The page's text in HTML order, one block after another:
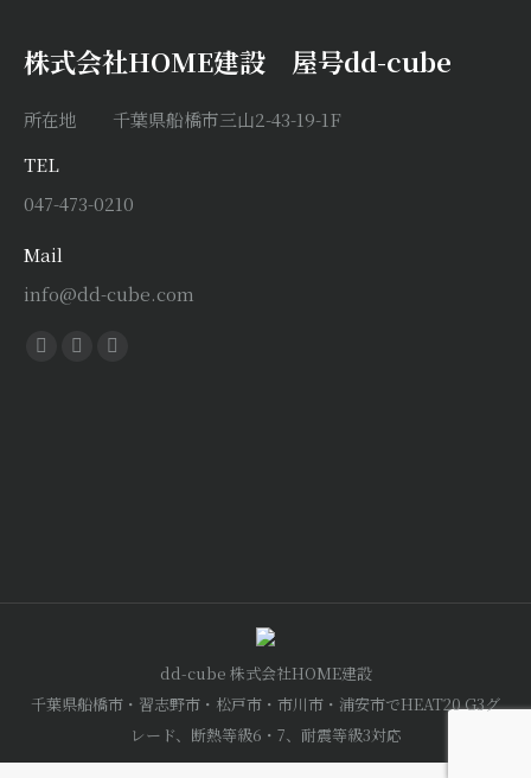
株式会社HOME建設 屋号dd-cube
所在地 千葉県船橋市三山2-43-19-1F
TEL
047-473-0210
Mail
info@dd-cube.com
Find us on:
Facebook
X
Instagram
dd-cube 株式会社HOME建設
千葉県船橋市・習志野市・松戸市・市川市・浦安市でHEAT20 G3グ
レード、断熱等級6・7、耐震等級3対応